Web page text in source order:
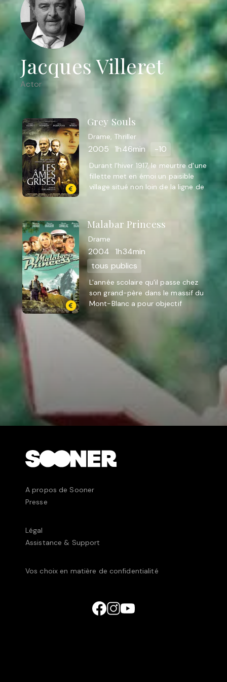
Jacques Villeret
Actor
Grey Souls
Drame, Thriller
2005 1h46min -10
Durant l'hiver 1917, le meurtre d'une
fillette met en émoi un paisible
village situé non loin de la ligne de
Malabar Princess
Drame
2004
1h34min
tous publics
L'année scolaire qu'il passe chez
son grand-père dans le massif du
Mont-Blanc a pour objectif
d'apaiser Tom, 8 ans, enfant très
perturbé par la disparition ...
A propos de Sooner
Presse
Légal
Assistance & Support
Vos choix en matière de confidentialité